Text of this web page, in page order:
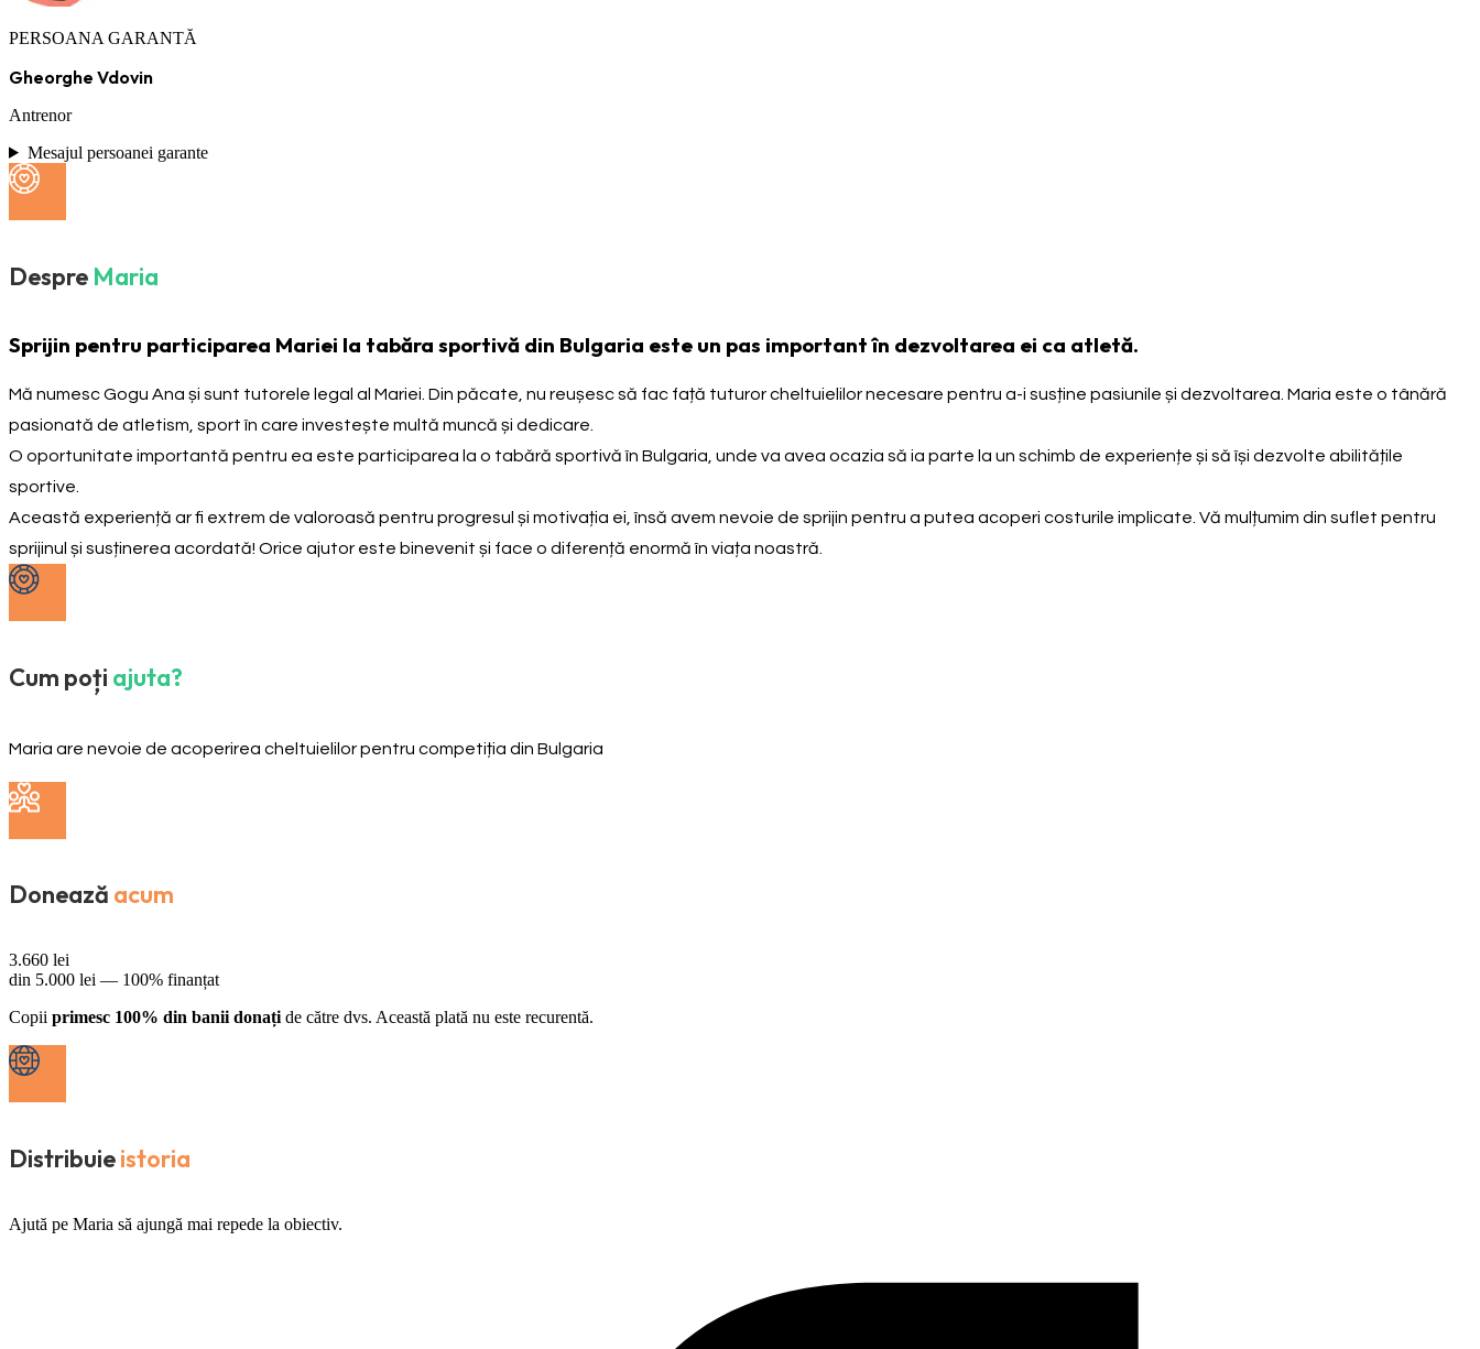
PERSOANA GARANTĂ
Gheorghe Vdovin
Antrenor
Mesajul persoanei garante
Despre Maria
Sprijin pentru participarea Mariei la tabăra sportivă din Bulgaria este un pas important în dezvoltarea ei ca atletă.
Mă numesc Gogu Ana și sunt tutorele legal al Mariei. Din păcate, nu reușesc să fac față tuturor cheltuielilor necesare pentru a-i susține pasiunile și dezvoltarea. Maria este o tânără
pasionată de atletism, sport în care investește multă muncă și dedicare.
O oportunitate importantă pentru ea este participarea la o tabără sportivă în Bulgaria, unde va avea ocazia să ia parte la un schimb de experiențe și să își dezvolte abilitățile
sportive.
Această experiență ar fi extrem de valoroasă pentru progresul și motivația ei, însă avem nevoie de sprijin pentru a putea acoperi costurile implicate. Vă mulțumim din suflet pentru
sprijinul și susținerea acordată! Orice ajutor este binevenit și face o diferență enormă în viața noastră.
Cum poți ajuta?
Maria are nevoie de acoperirea cheltuielilor pentru competiția din Bulgaria
Donează acum
3.660 lei
din 5.000 lei — 100% finanțat
Copii primesc 100% din banii donați de către dvs. Această plată nu este recurentă.
Distribuieistoria
Ajută pe Maria să ajungă mai repede la obiectiv.